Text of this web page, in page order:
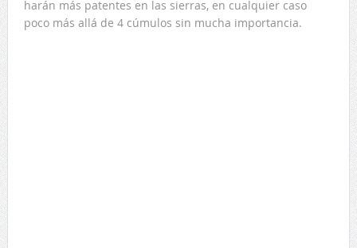
harán más patentes en las sierras, en cualquier caso
poco más allá de 4 cúmulos sin mucha importancia.